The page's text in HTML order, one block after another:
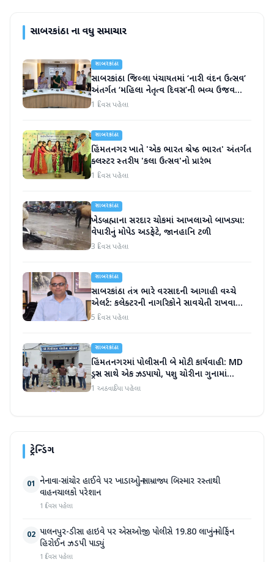
સાબરકાંઠાના વધુ સમાચાર
સાબરકાંઠા
સાબરકાંઠા જિલ્લા પંચાયતમાં ‘નારી વંદન ઉત્સવ’
અંતર્ગત ‘મહિલા નેતૃત્વ દિવસ’ની ભવ્ય ઉજવણી
કરાઈ
1 દિવસ પહેલા
સાબરકાંઠા
હિંમતનગર ખાતે 'એક ભારત શ્રેષ્ઠ ભારત' અંતર્ગત
ક્લસ્ટર સ્તરીય 'કલા ઉત્સવ'નો પ્રારંભ
1 દિવસ પહેલા
સાબરકાંઠા
ખેડબ્રહ્માના સરદાર ચોકમાં આખલાઓ બાખડ્યા:
વેપારીનું મોપેડ અડફેટે, જાનહાનિ ટળી
3 દિવસ પહેલા
સાબરકાંઠા
સાબરકાંઠા તંત્ર ભારે વરસાદની આગાહી વચ્ચે
એલર્ટ: કલેક્ટરની નાગરિકોને સાવચેતી રાખવા
અપીલ
5 દિવસ પહેલા
સાબરકાંઠા
હિંમતનગરમાં પોલીસની બે મોટી કાર્યવાહી: MD
ડ્રગ્સ સાથે એક ઝડપાયો, પશુ ચોરીના ગુનામાં
આરોપીની ધરપકડ
1 અઠવાડિયા પહેલા
ટ્રેન્ડિંગ
01 નેનાવા-સાંચોર હાઈવે પર ખાડાઓનું સામ્રાજ્ય બિસ્માર રસ્તાથી
વાહનચાલકો પરેશાન
1 દિવસ પહેલા
02 પાલનપુર-ડીસા હાઇવે પર એસઓજી પોલીસે 19.80 લાખનું મોર્ફિન
હિરોઈન ઝડપી પાડ્યું
1 દિવસ પહેલા